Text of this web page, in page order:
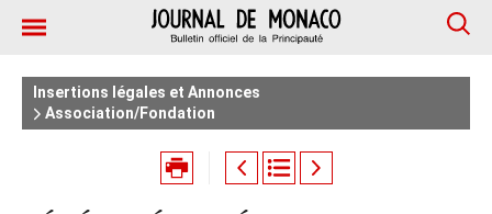
Insertions légales et Annonces
Association/Fondation